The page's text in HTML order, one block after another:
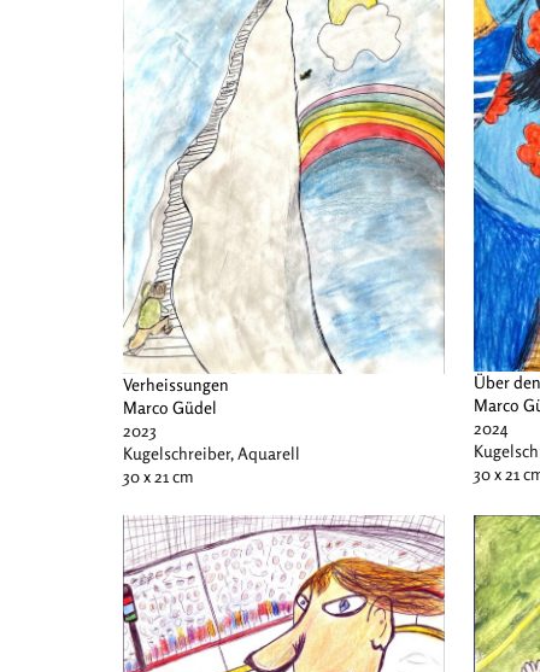
Verheissungen
Marco Güdel
2023
Kugelschreiber, Aquarell
30 x 21 cm
Über
Marco
2024
30 x 21